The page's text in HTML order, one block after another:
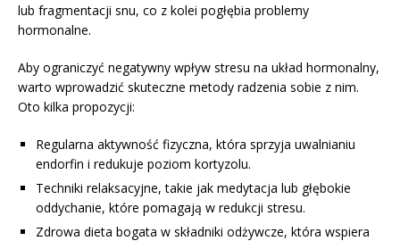
lub fragmentacji snu, co z kolei pogłębia problemy
hormonalne.
Aby ograniczyć negatywny wpływ stresu na układ hormonalny,
warto wprowadzić skuteczne metody radzenia sobie z nim.
Oto kilka propozycji:
Regularna aktywność fizyczna, która sprzyja uwalnianiu
endorfin i redukuje poziom kortyzolu.
Techniki relaksacyjne, takie jak medytacja lub głębokie
oddychanie, które pomagają w redukcji stresu.
Zdrowa dieta bogata w składniki odżywcze, która wspiera